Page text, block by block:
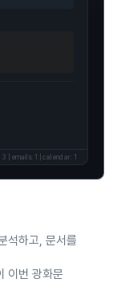
석하고, 문서를
이번 광화문
3 | emails: 1 | calendar: 1